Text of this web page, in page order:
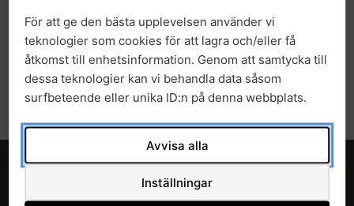
2019
2018
För att ge den bästa upplevelsen använder vi
teknologier som cookies för att lagra och/eller få
åtkomst till enhetsinformation. Genom att samtycka till
dessa teknologier kan vi behandla data såsom
surfbeteende eller unika ID:n på denna webbplats.
Avvisa alla
Inställningar